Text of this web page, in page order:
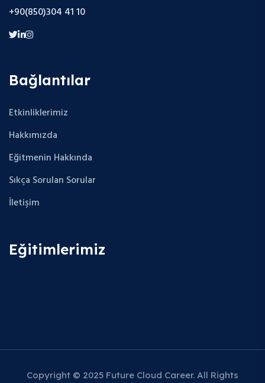
+90(850)304 41 10
Bağlantılar
Etkinliklerimiz
Hakkımızda
Eğitmenin Hakkında
Sıkça Sorulan Sorular
İletişim
Eğitimlerimiz
Copyright © 2025 Future Cloud Career. All Rights